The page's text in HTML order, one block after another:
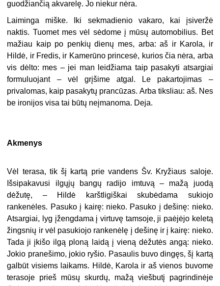
guodžiančią akvarelę. Jo niekur nėra.
Laiminga miške. Iki sekmadienio vakaro, kai įsiveržė
naktis. Tuomet mes vėl sėdome į mūsų automobilius. Bet
mažiau kaip po penkių dienų mes, arba: aš ir Karola, ir
Hildė, ir Fredis, ir Kamerūno princesė, kurios čia nėra, arba
vis dėlto: mes – jei man leidžiama taip pasakyti atsargiai
formuluojant – vėl grįšime atgal. Le pakartojimas –
privalomas, kaip pasakytų prancūzas. Arba tiksliau: aš. Nes
be ironijos visa tai būtų neįmanoma. Deja.
Akmenys
Vėl terasa, tik šį kartą prie vandens Šv. Kryžiaus saloje.
Išsipakavusi ilgųjų bangų radijo imtuvą – mažą juodą
dėžutę, – Hildė karštligiškai skubėdama sukiojo
rankenėles. Pasuko į kairę: nieko. Pasuko į dešinę: nieko.
Atsargiai, lyg įžengdama į virtuvę tamsoje, ji paėjėjo keletą
žingsnių ir vėl pasukiojo rankenėlę į dešinę ir į kairę: nieko.
Tada ji įkišo ilgą ploną laidą į vieną dėžutės angą: nieko.
Jokio pranešimo, jokio ryšio. Pasaulis buvo dingęs, šį kartą
galbūt visiems laikams. Hildė, Karola ir aš vienos buvome
terasoje prieš mūsų skurdų, mažą viešbutį pagrindinėje